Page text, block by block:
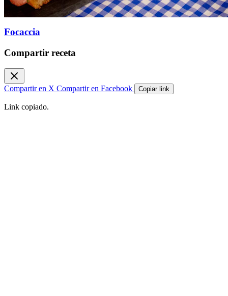
Focaccia
Compartir receta
Compartir en X Compartir en Facebook Copiar link
Link copiado.